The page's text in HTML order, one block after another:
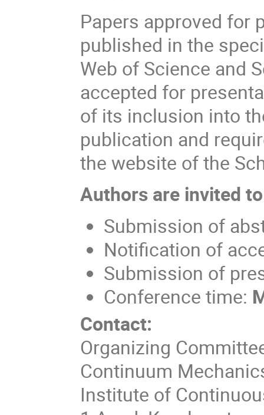
Papers approved for
published in the
Web of Science and
accepted for
of its inclusion into
publication and
the website of the
Authors are invited
Submission of
Notification of
Submission of
Conference time:
Contact:
Organizing
Continuum
Institute of